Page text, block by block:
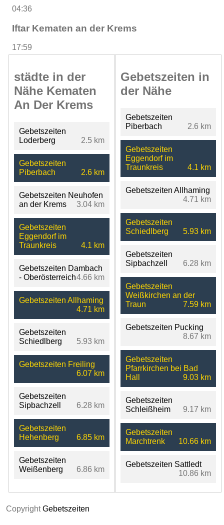
04:36
Iftar Kematen an der Krems
17:59
städte in der
Nähe Kematen
An Der Krems
Gebetszeiten
Loderberg
2.5 km
Gebetszeiten
Piberbach
2.6 km
Gebetszeiten Neuhofen
an der Krems
3.04 km
Gebetszeiten
Eggendorf im
Traunkreis
4.1 km
Gebetszeiten Dambach
- Oberösterreich4.66 km
Gebetszeiten Allhaming
4.71 km
Gebetszeiten
Schiedlberg
5.93 km
Gebetszeiten Freiling
6.07 km
Gebetszeiten
Sipbachzell
6.28 km
Gebetszeiten
Hehenberg
6.85 km
Gebetszeiten
Weißenberg
6.86 km
Gebetszeiten in
der Nähe
Gebetszeiten
Piberbach
2.6 km
Gebetszeiten
Eggendorf im
Traunkreis
4.1 km
Gebetszeiten Allhaming
4.71 km
Gebetszeiten
Schiedlberg
5.93 km
Gebetszeiten
Sipbachzell
6.28 km
Gebetszeiten
Weißkirchen an der
Traun
7.59 km
Gebetszeiten Pucking
8.67 km
Gebetszeiten
Pfarrkirchen bei Bad
Hall
9.03 km
Gebetszeiten
Schleißheim
9.17 km
Gebetszeiten
Marchtrenk
10.66 km
Gebetszeiten Sattledt
10.86 km
CopyrightGebetszeiten